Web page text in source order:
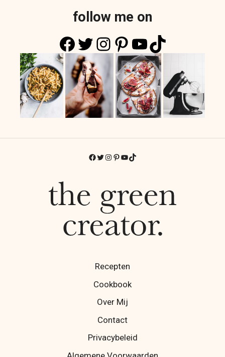
follow me on
Facebook
Twitter
Instagram
Pinterest
YouTube
TikTok
Facebook
Twitter
Instagram
Pinterest
YouTube
TikTok
Recepten
Cookbook
Over Mij
Contact
Privacybeleid